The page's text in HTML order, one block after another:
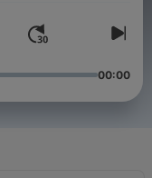
00:00